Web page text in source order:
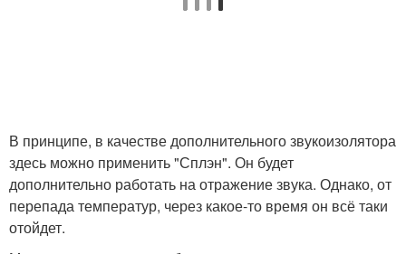
В принципе, в качестве дополнительного звукоизолятора
здесь можно применить "Сплэн". Он будет
дополнительно работать на отражение звука. Однако, от
перепада температур, через какое-то время он всё таки
отойдет.